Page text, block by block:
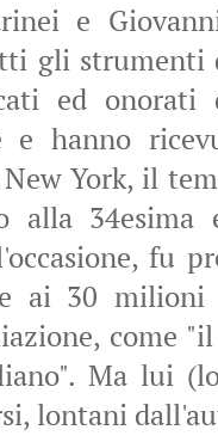
e
gli
ed onorati
e hanno
York, il
alla 34esima
fu
ai 30 milioni
come
Ma lui
lontani